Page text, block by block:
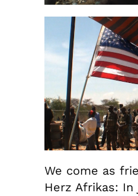
We come as
Herz Afrikas: